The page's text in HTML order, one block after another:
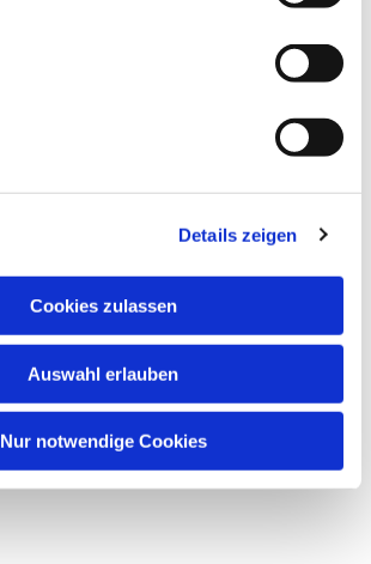
Details zeigen
Cookies zulassen
Auswahl erlauben
Nur notwendige Cookies